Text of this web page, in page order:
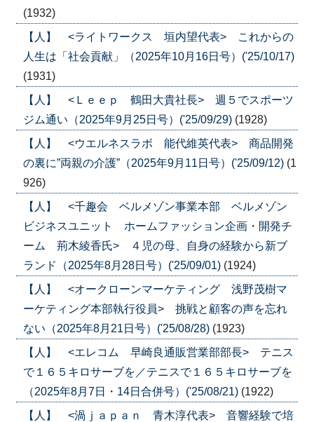
(1932)
【人】 <ライトワークス 垣内望代表> これからの
人生は「社会貢献」（2025年10月16日号）('25/10/17)
(1931)
【人】 <Ｌｅｅｐ 鶴田大貴社長> 週５でスポーツ
ジム通い（2025年9月25日号）('25/09/29) (1928)
【人】 <ウエルネスラボ 能代維英代表> 商品開発
の裏に”両親の介護”（2025年9月11日号）('25/09/12) (1
926)
【人】 <千趣会 ベルメゾン事業本部 ベルメゾン
ビジネスユニット ホームファッション企画・開発チ
ーム 荊木綾香氏> ４児の母、自身の経験から新ブ
ランド（2025年8月28日号）('25/09/01) (1924)
【人】 <オークローンマーケティング 浅野茂樹マ
ーケティング本部執行役員> 挑戦と顧客の声を忘れ
ない（2025年8月21日号）('25/08/28) (1923)
【人】 <エレコム 早崎良通販営業部部長> テニス
で１６５キロサーブを／テニスで１６５キロサーブを
（2025年8月7日・14日合併号）('25/08/21) (1922)
【人】 <渦ｊａｐａｎ 青木淳代表> 音響経験で培